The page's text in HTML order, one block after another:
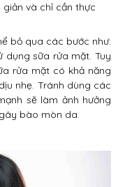
và chỉ cần thực
bỏ qua các bước như:
sữa rửa mặt. Tuy
rửa mặt có khả năng
nhẹ. Tránh dùng các
sẽ làm ảnh hưởng
bào mòn da.